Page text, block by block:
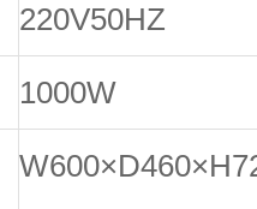
220V50HZ
1000W